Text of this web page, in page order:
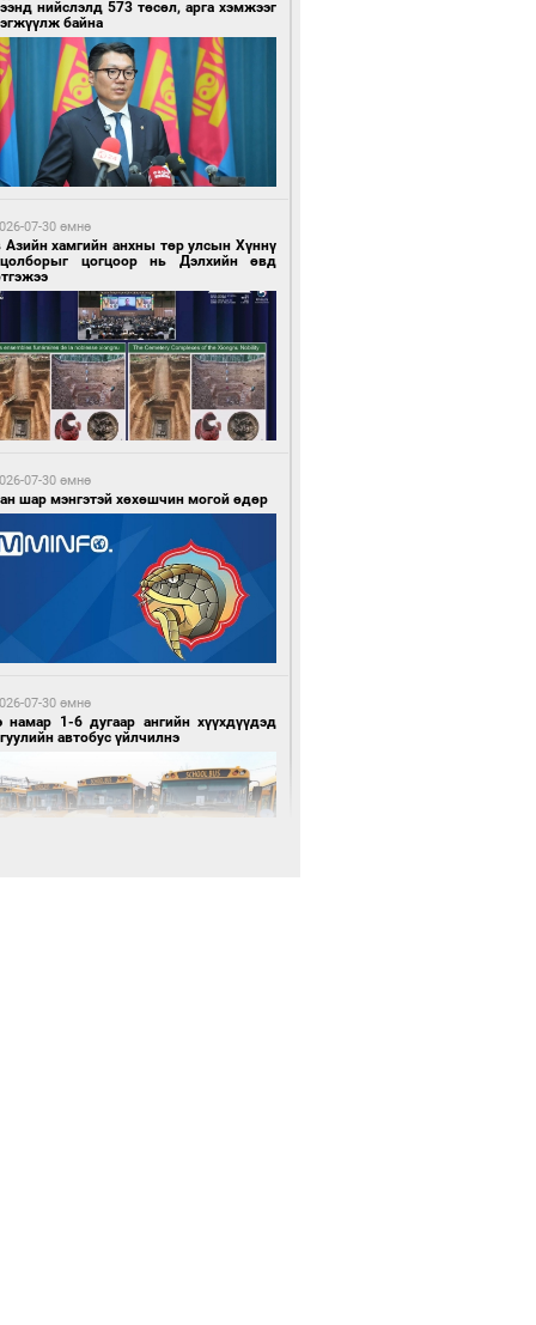
цагийн өмнө өмнө
Улс “COP17”-д “Тал хээрийн
гөө танилцуулна
цагийн өмнө өмнө
төрлийн эмийг нэг эх үүсвэрээс
авах журмыг баталлаа
шатанд хэмнэлтийн горимд шилжиж,
наадам, зөвлөгөөн, гадаад
хориглолоо
нийслэлд 573 төсөл, арга хэмжээг
байна
07-30 өмнө
Азийн хамгийн анхны төр улсын Хүннү
цогцоор нь Дэлхийн өвд
07-30 өмнө
шар мэнгэтэй хөхөшчин могой өдөр
07-30 өмнө
намар 1-6 дугаар ангийн хүүхдүүдэд
автобус үйлчилнэ